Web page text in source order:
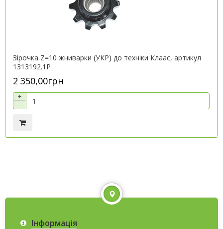
Зірочка Z=10 жниварки (УКР) до техніки Клаас, артикул
1313192.1P
2 350,00грн
+
−
Інформація